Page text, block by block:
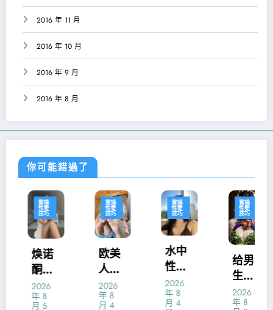
2016 年 11 月
2016 年 10 月
2016 年 9 月
2016 年 8 月
你可能錯過了
實操
性愛
技巧
焕诺
酮的
主要
功效
2026
年 8
月 5
實操
性愛
技巧
欧美
人性
生活
真的
2026
年 8
月 4
實操
性愛
技巧
水中
性爱
的技
巧
2026
年 8
月 4
實操
性愛
技巧
给男
生口
爱的
口技
2026
年 8